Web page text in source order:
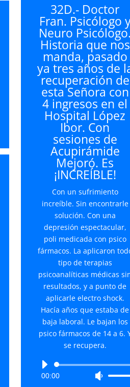
32D.- Doctor
Fran. Psicólogo
Neuro Psicólogo.
Historia que nos
manda, pasado
ya tres años de
recuperación de
esta Señora con
4 ingresos en el
Hospital López
Ibor. Con
sesiones de
Acupirámide
Mejoró. Es
¡INCREÍBLE!
Con un sufrimiento
increíble. Sin encontrarle
solución. Con una
depresión espectacular,
poli medicada con psico
fármacos. La aplicaron
tipo de terapias
psicoanalíticas médicas
resultados, y a punto de
aplicarle electro shock.
Hacía años que estaba de
baja laboral. Le bajan los
psico fármacos de 14 a 6.
se recupera.
Reproductor
00:00
Utiliza